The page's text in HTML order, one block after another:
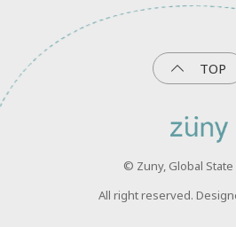
TOP
© Zuny, Global State
All right reserved.